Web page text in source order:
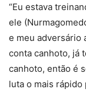
“Eu estava
ele
e meu adversário
conta canhoto, já
canhoto, então é
luta o mais rápido